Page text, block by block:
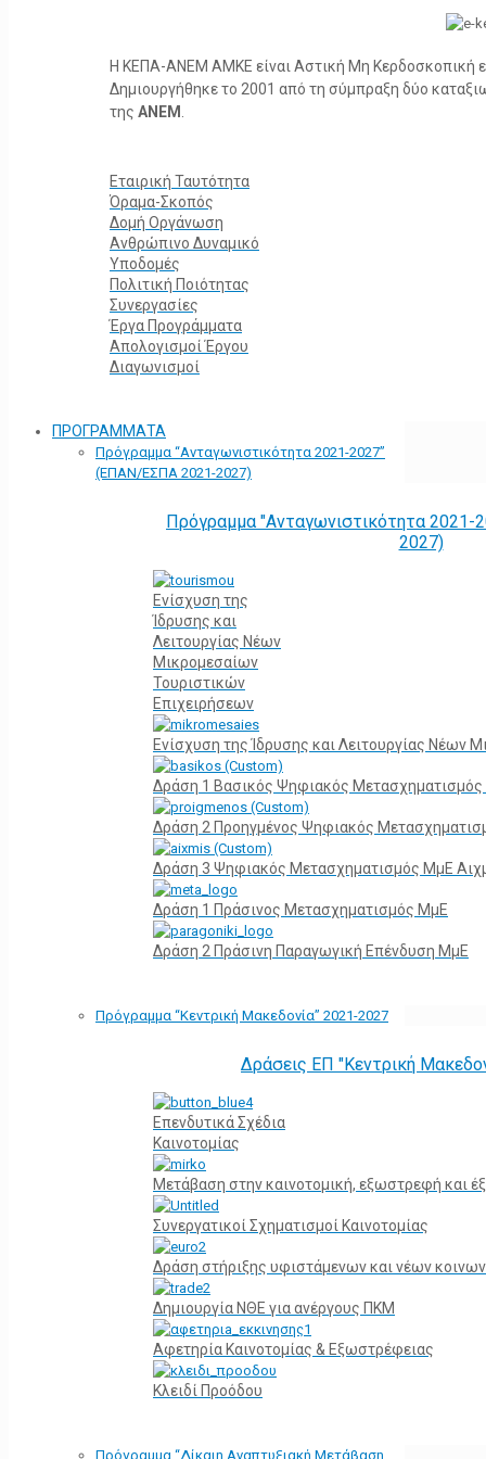
Η ΚΕΠΑ-ΑΝΕΜ ΑΜΚΕ είναι Αστική Μη Κερδοσκοπική
Δημιουργήθηκε το 2001 από τη σύμπραξη δύο
της ΑΝΕΜ
Εταιρική Ταυτότητα
Όραμα-Σκοπός
Δομή Οργάνωση
Ανθρώπινο Δυναμικό
Υποδομές
Πολιτική Ποιότητας
Συνεργασίες
Έργα Προγράμματα
Απολογισμοί Έργου
Διαγωνισμοί
ΠΡΟΓΡΑΜΜΑΤΑ
Πρόγραμμα “Ανταγωνιστικότητα 2021-2027”
(ΕΠΑΝ/ΕΣΠΑ 2021-2027)
Πρόγραμμα "Ανταγωνιστικότητα
2027)
Ενίσχυση της
Ίδρυσης και
Λειτουργίας Νέων
Μικρομεσαίων
Τουριστικών
Επιχειρήσεων
Ενίσχυση της Ίδρυσης και Λειτουργίας Νέων
Δράση 1 Βασικός Ψηφιακός
Δράση 2 Προηγμένος Ψηφιακός
Δράση 3 Ψηφιακός Μετασχηματισμός ΜμΕ
Δράση 1 Πράσινος Μετασχηματισμός ΜμΕ
Δράση 2 Πράσινη Παραγωγική Επένδυση ΜμΕ
Πρόγραμμα “Κεντρική Μακεδονία” 2021-2027
Δράσεις ΕΠ "Κεντρική
Επενδυτικά Σχέδια
Καινοτομίας
Μετάβαση στην καινοτομική, εξωστρεφή και
Συνεργατικοί Σχηματισμοί Καινοτομίας
Δράση στήριξης υφιστάμενων και νέων
Δημιουργία ΝΘΕ για ανέργους ΠΚΜ
Αφετηρία Kαινοτομίας & Εξωστρέφειας
Κλειδί Προόδου
Πρόγραμμα “Δίκαιη Αναπτυξιακή Μετάβαση